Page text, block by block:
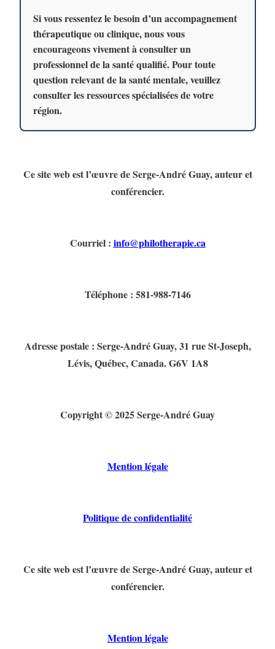
Si vous ressentez le besoin d’un accompagnement
thérapeutique ou clinique, nous vous
encourageons vivement à consulter un
professionnel de la santé qualifié. Pour toute
question relevant de la santé mentale, veuillez
consulter les ressources spécialisées de votre
région.
Ce site web est l’œuvre de Serge-André Guay, auteur et
conférencier.
Courriel : info@philotherapie.ca
Téléphone : 581-988-7146
Adresse postale : Serge-André Guay, 31 rue St-Joseph,
Lévis, Québec, Canada. G6V 1A8
Copyright © 2025 Serge-André Guay
Mention légale
Politique de confidentialité
Ce site web est l’œuvre de Serge-André Guay, auteur et
conférencier.
Mention légale